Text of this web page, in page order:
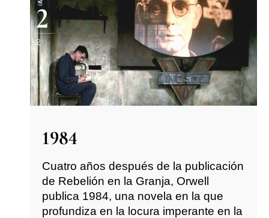
2
2
1984
Cuatro años después de la publicación
de Rebelión en la Granja, Orwell
publica 1984, una novela en la que
profundiza en la locura imperante en la